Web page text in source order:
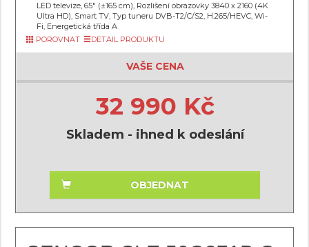
LED televize, 65" (±165 cm), Rozlišení obrazovky 3840 x 2160 (4K
Ultra HD), Smart TV, Typ tuneru DVB-T2/C/S2, H.265/HEVC, Wi-
Fi, Energetická třída A
POROVNAT
DETAIL PRODUKTU
VAŠE CENA
32 990 Kč
Skladem - ihned k odeslání
OBJEDNAT